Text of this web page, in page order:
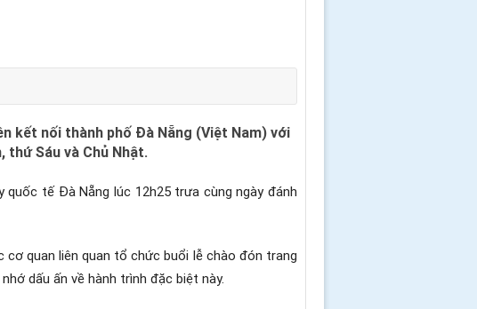
kết nối thành phố Đà Nẵng (Việt Nam) với
Sáu và Chủ Nhật.
quốc tế Đà Nẵng lúc 12h25 trưa cùng ngày đánh
quan liên quan tổ chức buổi lễ chào đón trang
dấu ấn về hành trình đặc biệt này.